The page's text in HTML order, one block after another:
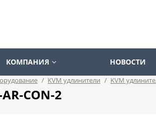
КОМПАНИЯ НОВОСТИ
/ KVM удлинители / KVM
CON-2